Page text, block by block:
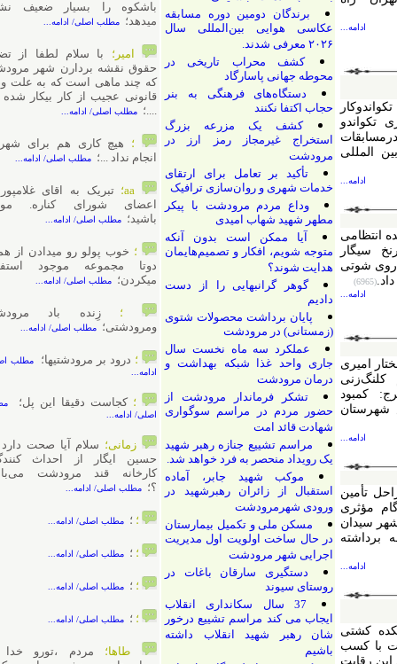
برندگان دومین دوره مسابقه
عکاسی هوایی بین‌المللی سال
کشف محراب تاریخی در
محوطه جهانی پاسارگاد
دستگاه‌های فرهنگی به بنر
حجاب اکتفا نکنند
کشف یک مزرعه بزرگ
استخراج غیرمجاز رمز ارز در
مرودشت
تأکید بر تعامل برای ارتقای
خدمات شهری و روان‌سازی ترافیک
وداع مردم مرودشت با پیکر
مطهر شهید شهاب امیدی
آیا ممکن است بدون آنکه
متوجه شویم، افکار و تصمیم‌هایمان
هدایت شوند؟
گوهر گرانبهایی را از دست
دادیم
پایان برداشت محصولات شتوی
(زمستانی) در مرودشت
عملکرد سه ماه نخست سال
جاری واحد غذا شبکه بهداشت و
درمان مرودشت
تشکر فرماندار مرودشت از
حضور مردم در مراسم سوگواری
شهادت قائد امت
مراسم تشییع جنازه رهبر شهید
یک رویداد منحصر به فرد خواهد شد.
موکب شهید جابر، آماده
استقبال از زائران رهبرشهید در
ورودی شهرمرودشت
مسکن ملی و تکمیل بیمارستان
در حال ساخت اولویت اول مدیریت
اجرایی شهر مرودشت
دستگیری سارقان باغات در
روستای سیوند
37 سال سکانداری انقلاب
ایجاب می کند مراسم تشییع درخور
شان رهبر شهید انقلاب داشته
باشیم
باشکوه را بسیار ضعیف نشان
میدهد؛مطلب اصلی/ ادامه...
امیر؛با سلام لطفا از تضییع
حقوق نقشه بردارن شهر مرودشت
که چند ماهی است که به علت وضع
قانونی عجیب از کار بیکار شده اند
مطلب اصلی/ ادامه...
؛هیچ کاری هم برای شهرش
انجام نداد ...؛ مطلب اصلی/ ادامه...
تبریک به اقای غلامپور از
اعضای شورای کناره. موفق
باشید؛مطلب اصلی/ ادامه...
؛ خوب پولو رو میدادن از همین
دوتا مجموعه موجود استفاده
میکردن؛مطلب اصلی/ ادامه...
؛
زِنده باد مرودشت
ومرودشتی؛مطلب اصلی/ ادامه...
درود بر مرودشتیها؛مطلب اصلی/
ادامه...
؛کجاست دقیقا این پل؛
مطلب
اصلی/ ادامه...
زمانی؛سلام آیا صحت دارد که
حسین ایگار از احداث کنندگان
کارخانه قند مرودشت می‌باشد
؟؛
مطلب اصلی/ ادامه...
؛ ؛مطلب اصلی/ ادامه...
؛مطلب اصلی/ ادامه...
؛مطلب اصلی/ ادامه...
؛ ؛مطلب اصلی/ ادامه...
طاها؛مردم ،تورو خدا به
سیگار
کشتی
کسب